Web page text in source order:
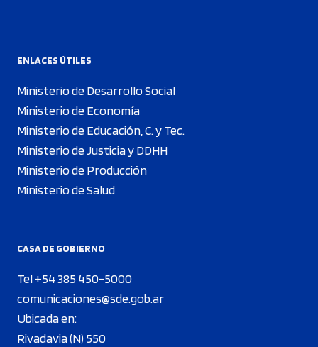
ENLACES ÚTILES
Ministerio de Desarrollo Social
Ministerio de Economía
Ministerio de Educación, C. y Tec.
Ministerio de Justicia y DDHH
Ministerio de Producción
Ministerio de Salud
CASA DE GOBIERNO
Tel +54 385 450-5000
comunicaciones@sde.gob.ar
Ubicada en:
Rivadavia (N) 550